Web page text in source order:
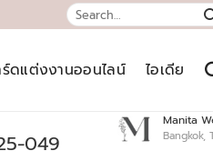
Search
for:
ดแต่งงานออนไลน์ ไอเดีย
049
Manita
Bangkok,